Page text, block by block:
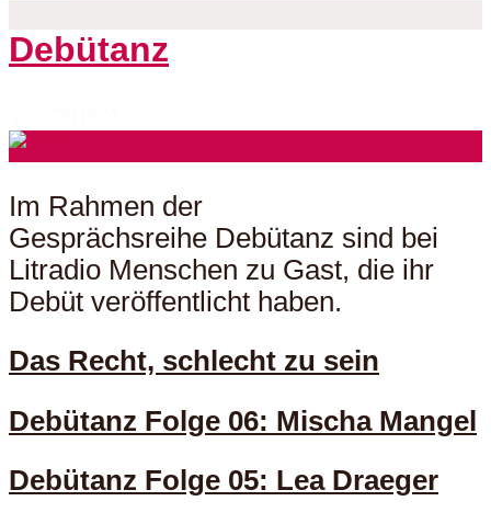
Debütanz
Im Rahmen der
Gesprächsreihe Debütanz sind bei
Litradio Menschen zu Gast, die ihr
Debüt veröffentlicht haben.
Das Recht, schlecht zu sein
Debütanz Folge 06: Mischa Mangel
Debütanz Folge 05: Lea Draeger